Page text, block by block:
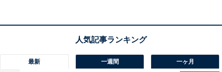
※金曜日は一部割引あり（詳細は公式サイトにてご確認
ください）
最新 一週間 一ヶ月